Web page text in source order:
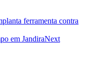
ferramenta contra
em JandiraNext